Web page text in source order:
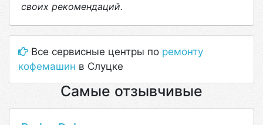
своих рекомендаций.
Все сервисные центры по ремонту
кофемашин в Слуцке
Самые отзывчивые